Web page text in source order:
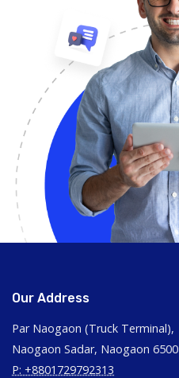
Our Address
Par Naogaon (Truck Terminal),
Naogaon Sadar, Naogaon 6500
P: +8801729792313